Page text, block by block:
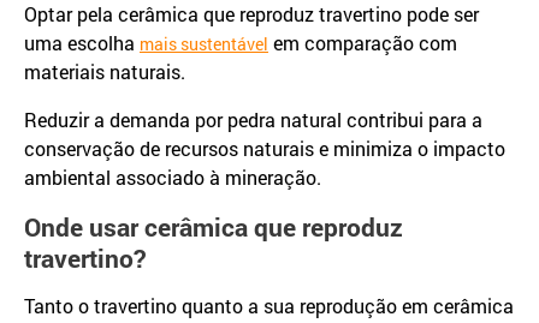
Optar pela cerâmica que reproduz travertino pode ser
uma escolha mais sustentável em comparação com
materiais naturais.
Reduzir a demanda por pedra natural contribui para a
conservação de recursos naturais e minimiza o impacto
ambiental associado à mineração.
Onde usar cerâmica que reproduz
travertino?
Tanto o travertino quanto a sua reprodução em cerâmica